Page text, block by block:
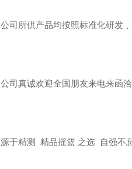
公司所供产品均按照标准化研发
公司真诚欢迎全国朋友来电来函
源于精测 精品摇篮 之选 自强不